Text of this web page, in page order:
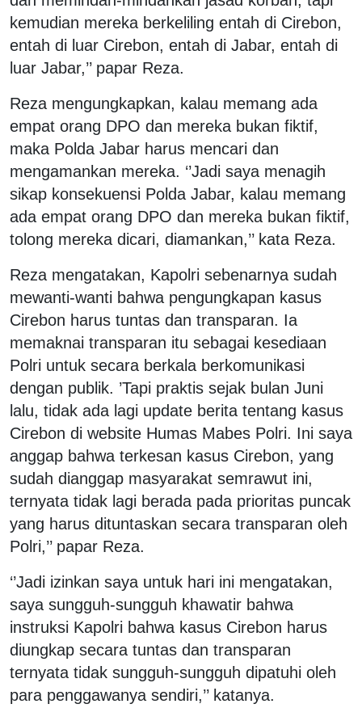
kemudian mereka berkeliling entah di Cirebon,
entah di luar Cirebon, entah di Jabar, entah di
luar Jabar,’’ papar Reza.
Reza mengungkapkan, kalau memang ada
empat orang DPO dan mereka bukan fiktif,
maka Polda Jabar harus mencari dan
mengamankan mereka. ‘’Jadi saya menagih
sikap konsekuensi Polda Jabar, kalau memang
ada empat orang DPO dan mereka bukan fiktif,
tolong mereka dicari, diamankan,’’ kata Reza.
Reza mengatakan, Kapolri sebenarnya sudah
mewanti-wanti bahwa pengungkapan kasus
Cirebon harus tuntas dan transparan. Ia
memaknai transparan itu sebagai kesediaan
Polri untuk secara berkala berkomunikasi
dengan publik. ’Tapi praktis sejak bulan Juni
lalu, tidak ada lagi update berita tentang kasus
Cirebon di website Humas Mabes Polri. Ini saya
anggap bahwa terkesan kasus Cirebon, yang
sudah dianggap masyarakat semrawut ini,
ternyata tidak lagi berada pada prioritas puncak
yang harus dituntaskan secara transparan oleh
Polri,’’ papar Reza.
‘’Jadi izinkan saya untuk hari ini mengatakan,
saya sungguh-sungguh khawatir bahwa
instruksi Kapolri bahwa kasus Cirebon harus
diungkap secara tuntas dan transparan
ternyata tidak sungguh-sungguh dipatuhi oleh
para penggawanya sendiri,’’ katanya.